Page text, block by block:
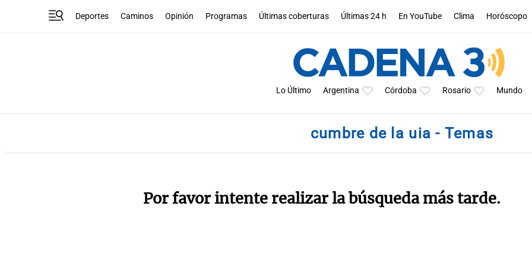
Deportes Caminos Opinión Programas Últimas coberturas Últimas 24 h En YouTube Clima Horóscopo
Lo Último Argentina Córdoba Rosario Mundo
cumbre de la uia - Temas
Por favor intente realizar la búsqueda más tarde.